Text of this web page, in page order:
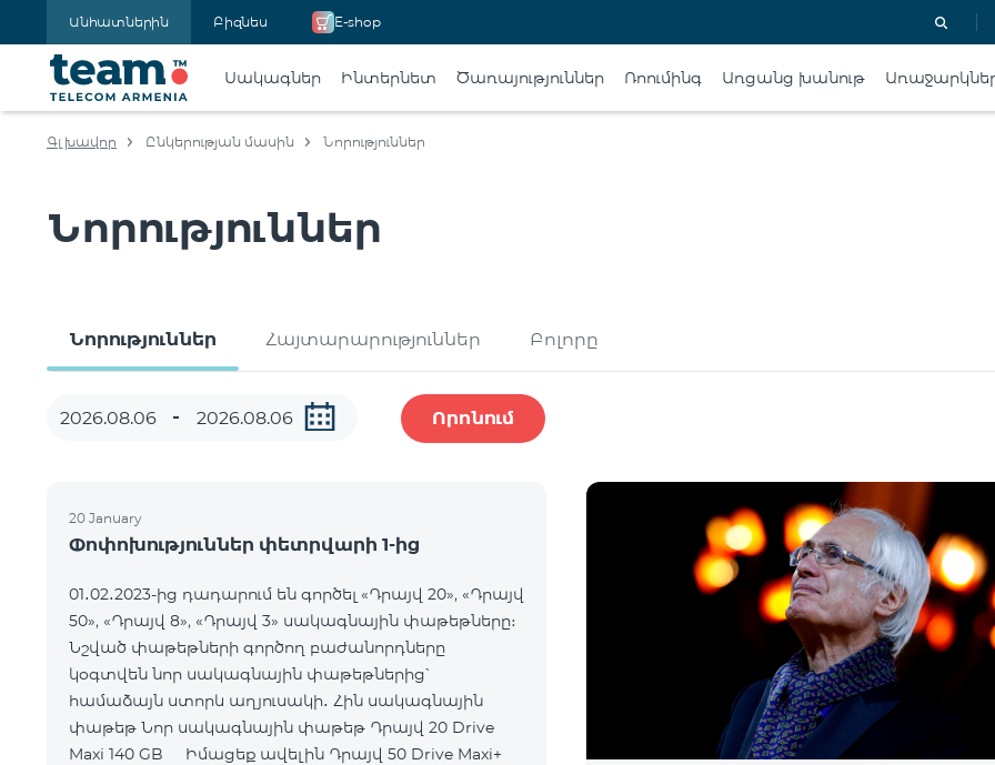
Անհատներին Բիզնես E-shop
Սակագներ Ինտերնետ Ծառայություններ Ռոումինգ Առցանց խանութ
Գլխավոր Ընկերության մասին Նորություններ
Նորություններ
Նորություններ Հայտարարություններ Բոլորը
Որոնում
20 January
Փոփոխություններ փետրվարի 1-ից
01․02․2023-ից դադարում են գործել «Դրայվ 20», «Դրայվ
50», «Դրայվ 8», «Դրայվ 3» սակագնային փաթեթները։
Նշված փաթեթների գործող բաժանորդները
կօգտվեն նոր սակագնային փաթեթներից՝
համաձայն ստորև աղյուսակի․ Հին սակագնային
փաթեթ Նոր սակագնային փաթեթ Դրայվ 20 Drive
Maxi 140 GB Իմացեք ավելին Դրայվ 50 Drive Maxi+